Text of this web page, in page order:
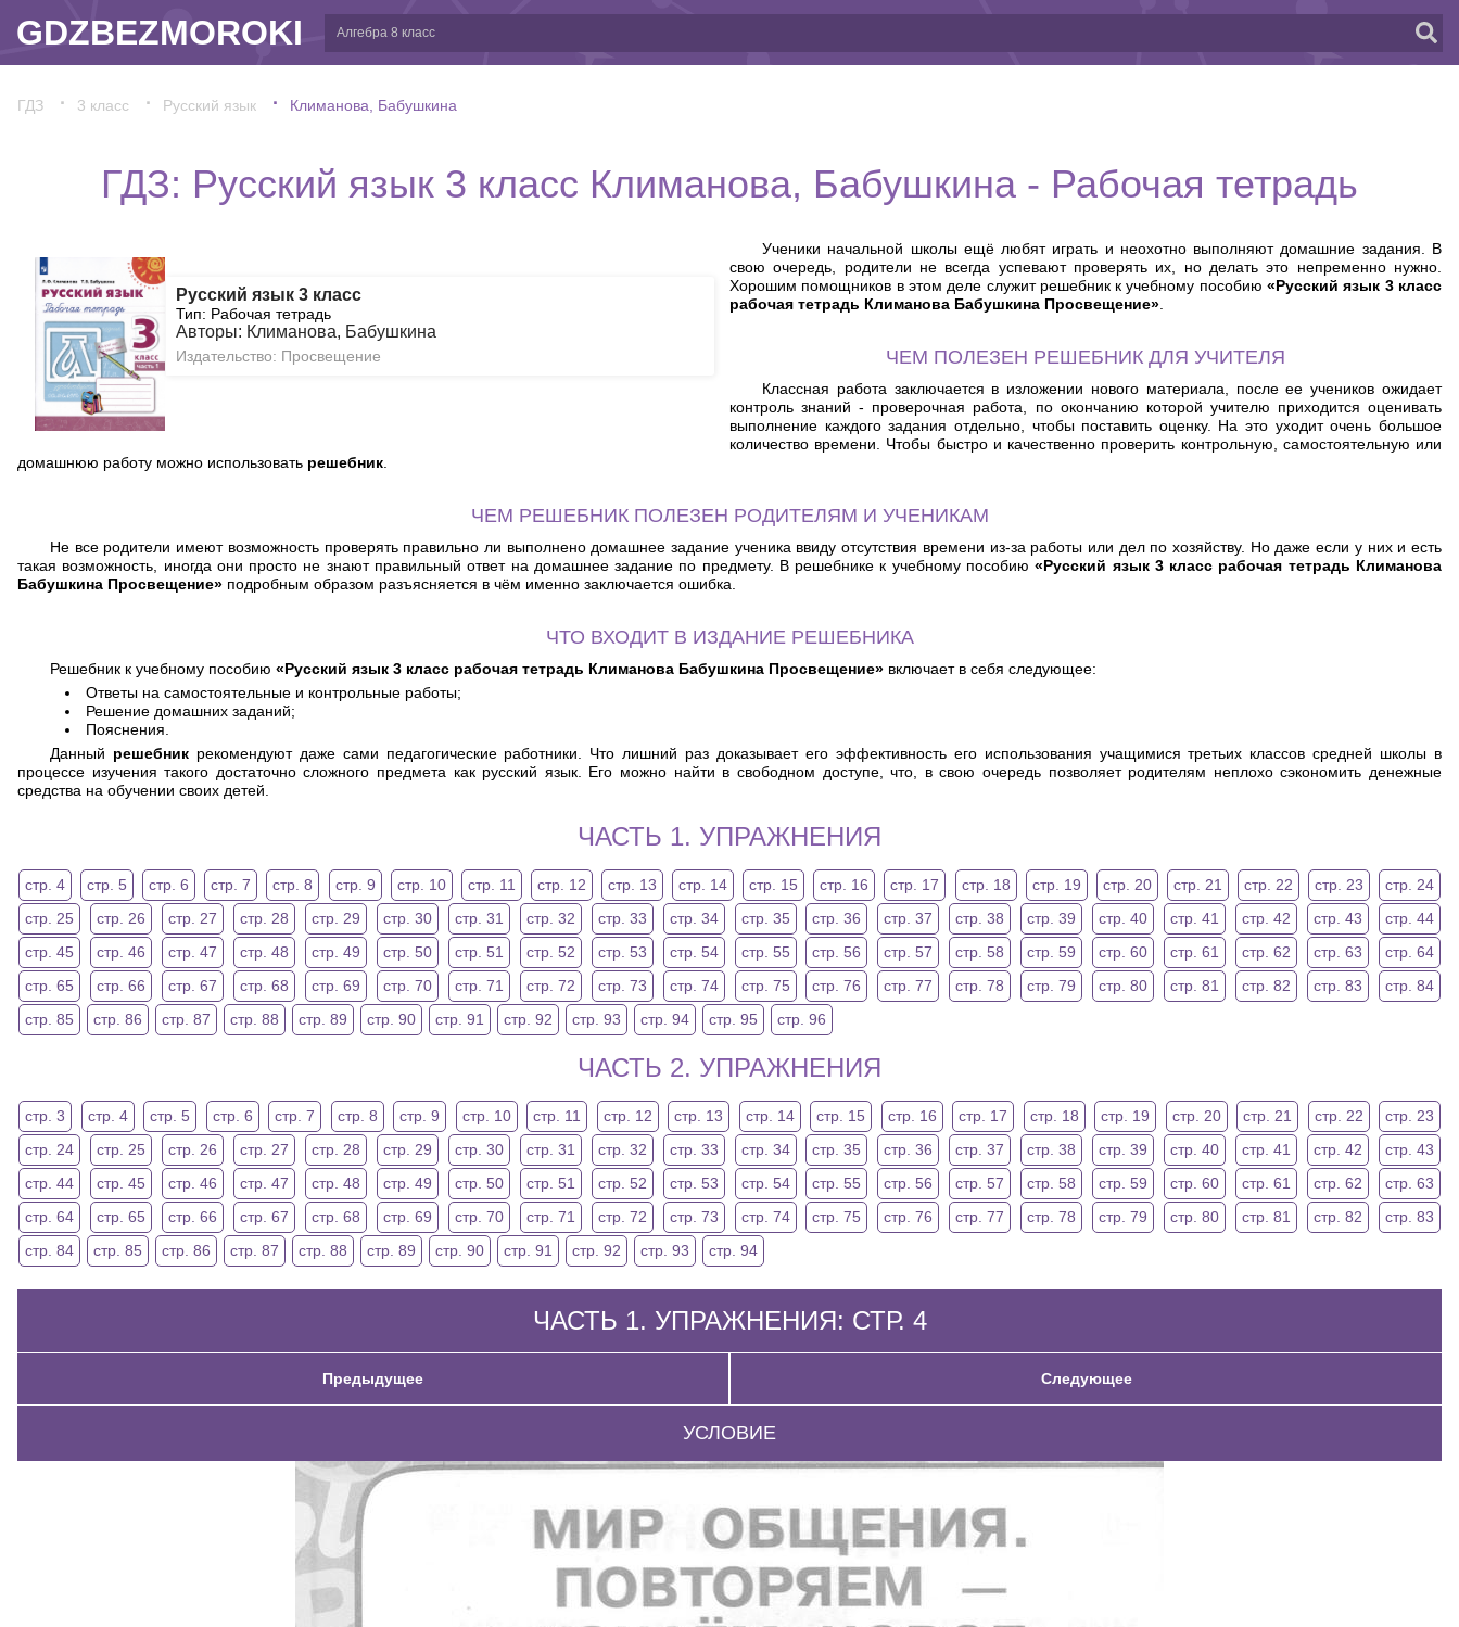
GDZBEZMOROKI
ГДЗ 3 класс Русский язык Климанова, Бабушкина
ГДЗ: Русский язык 3 класс Климанова, Бабушкина - Рабочая тетрадь
Русский язык 3 класс
Тип: Рабочая тетрадь
Авторы: Климанова, Бабушкина
Издательство: Просвещение
Ученики начальной школы ещё любят играть и неохотно выполняют домашние задания. В
свою очередь, родители не всегда успевают проверять их, но делать это непременно нужно.
Хорошим помощников в этом деле служит решебник к учебному пособию«Русский язык 3 класс
рабочая тетрадь Климанова Бабушкина Просвещение»
ЧЕМ ПОЛЕЗЕН РЕШЕБНИК ДЛЯ УЧИТЕЛЯ
Классная работа заключается в изложении нового материала, после ее учеников ожидает
контроль знаний - проверочная работа, по окончанию которой учителю приходится оценивать
выполнение каждого задания отдельно, чтобы поставить оценку. На это уходит очень большое
количество времени. Чтобы быстро и качественно проверить контрольную, самостоятельную или
домашнюю работу можно использовать решебник
ЧЕМ РЕШЕБНИК ПОЛЕЗЕН РОДИТЕЛЯМ И УЧЕНИКАМ
Не все родители имеют возможность проверять правильно ли выполнено домашнее задание ученика ввиду отсутствия времени из-за работы или дел по хозяйству. Но даже если у них и есть
такая возможность, иногда они просто не знают правильный ответ на домашнее задание по предмету. В решебнике к учебному пособию«Русский язык 3 класс рабочая тетрадь Климанова
Бабушкина Просвещение» подробным образом разъясняется в чём именно заключается ошибка.
ЧТО ВХОДИТ В ИЗДАНИЕ РЕШЕБНИКА
Решебник к учебному пособию «Русский язык 3 класс рабочая тетрадь Климанова Бабушкина Просвещение» включает в себя следующее:
Ответы на самостоятельные и контрольные работы;
Решение домашних заданий;
Пояснения.
Данный решебникрекомендуют даже сами педагогические работники. Что лишний раз доказывает его эффективность его использования учащимися третьих классов средней школы в
процессе изучения такого достаточно сложного предмета как русский язык. Его можно найти в свободном доступе, что, в свою очередь позволяет родителям неплохо сэкономить денежные
средства на обучении своих детей.
ЧАСТЬ 1. УПРАЖНЕНИЯ
стр. 4 стр. 5 стр. 6 стр. 7 стр. 8 стр. 9 стр. 10 стр. 11 стр. 12 стр. 13 стр. 14 стр. 15 стр. 16 стр. 17 стр. 18 стр. 19 стр. 20 стр. 21 стр. 22 стр. 23
стр. 24
стр. 25
стр. 26 стр. 27 стр. 28 стр. 29 стр. 30 стр. 31 стр. 32 стр. 33 стр. 34 стр. 35 стр. 36 стр. 37 стр. 38 стр. 39 стр. 40 стр. 41 стр. 42 стр. 43
стр. 44
стр. 45
стр. 46 стр. 47 стр. 48 стр. 49 стр. 50 стр. 51 стр. 52 стр. 53 стр. 54 стр. 55 стр. 56 стр. 57 стр. 58 стр. 59 стр. 60 стр. 61 стр. 62 стр. 63
стр. 64
стр. 65
стр. 66 стр. 67 стр. 68 стр. 69 стр. 70 стр. 71 стр. 72 стр. 73 стр. 74 стр. 75 стр. 76 стр. 77 стр. 78 стр. 79 стр. 80 стр. 81 стр. 82 стр. 83
стр. 84
стр. 85
стр. 86 стр. 87 стр. 88 стр. 89 стр. 90 стр. 91 стр. 92 стр. 93 стр. 94 стр. 95 стр. 96
ЧАСТЬ 2. УПРАЖНЕНИЯ
стр. 3 стр. 4 стр. 5 стр. 6 стр. 7 стр. 8 стр. 9 стр. 10 стр. 11 стр. 12 стр. 13 стр. 14 стр. 15 стр. 16 стр. 17 стр. 18 стр. 19 стр. 20 стр. 21 стр. 22
стр. 23
стр. 24
стр. 25 стр. 26 стр. 27 стр. 28 стр. 29 стр. 30 стр. 31 стр. 32 стр. 33 стр. 34 стр. 35 стр. 36 стр. 37 стр. 38 стр. 39 стр. 40 стр. 41 стр. 42
стр. 43
стр. 44
стр. 45 стр. 46 стр. 47 стр. 48 стр. 49 стр. 50 стр. 51 стр. 52 стр. 53 стр. 54 стр. 55 стр. 56 стр. 57 стр. 58 стр. 59 стр. 60 стр. 61 стр. 62
стр. 63
стр. 64
стр. 65 стр. 66 стр. 67 стр. 68 стр. 69 стр. 70 стр. 71 стр. 72 стр. 73 стр. 74 стр. 75 стр. 76 стр. 77 стр. 78 стр. 79 стр. 80 стр. 81 стр. 82
стр. 83
стр. 84
стр. 85 стр. 86 стр. 87 стр. 88 стр. 89 стр. 90 стр. 91 стр. 92 стр. 93 стр. 94
ЧАСТЬ 1. УПРАЖНЕНИЯ: СТР. 4
Предыдущее Следующее
УСЛОВИЕ